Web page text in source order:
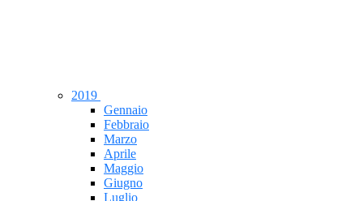
2019
Gennaio
Febbraio
Marzo
Aprile
Maggio
Giugno
Luglio